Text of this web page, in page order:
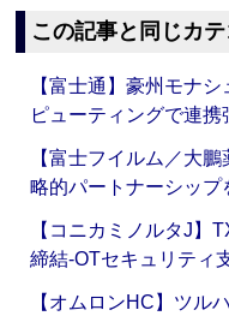
この記事と同じカ
【富士通】豪州モナ
ピューティングで連携
【富士フイルム／大
略的パートナーシップ
【コニカミノルタJ】
締結‐OTセキュリティ
【オムロンHC】ツル